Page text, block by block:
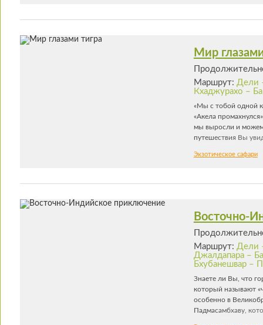
Мир
Маршрут: Дели
Кхаджурахо –
«Мы с тобой одной
«Акела
мы выросли и можем
путешествия Вы
бенгальских
Экзотическое сафари
Восточно-
Маршрут: Дели
Джалдапара –
Бхубанешвар –
Знаете ли Вы, что
который называют
особенно в
Падмасамбхаву,